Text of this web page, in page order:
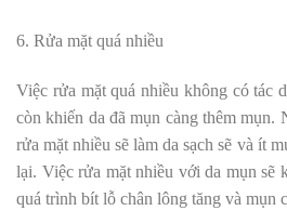
6. Rửa mặt quá nhiều
Việc rửa mặt quá nhiều không có tác
còn khiến da đã mụn càng thêm mụn.
rửa mặt nhiều sẽ làm da sạch sẽ và ít
lại. Việc rửa mặt nhiều với da mụn sẽ
quá trình bít lỗ chân lông tăng và mụn